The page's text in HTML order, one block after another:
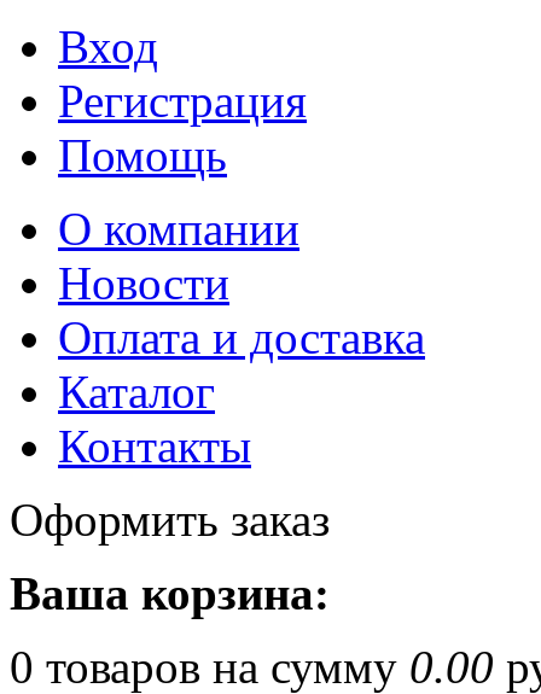
Вход
Регистрация
Помощь
О компании
Новости
Оплата и доставка
Каталог
Контакты
Оформить заказ
Ваша корзина:
0 товаров на сумму 0.00